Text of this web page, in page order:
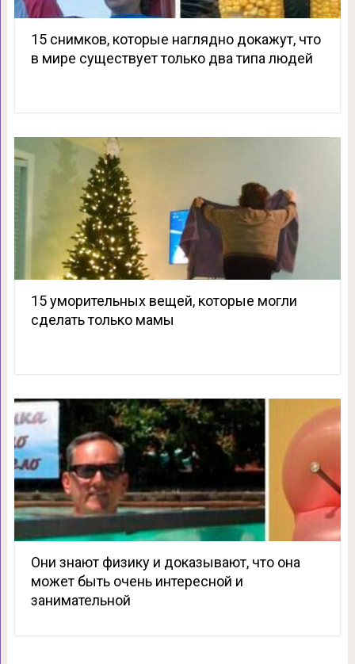
15 снимков, которые наглядно докажут, что
в мире существует только два типа людей
15 уморительных вещей, которые могли
сделать только мамы
Они знают физику и доказывают, что она
может быть очень интересной и
занимательной